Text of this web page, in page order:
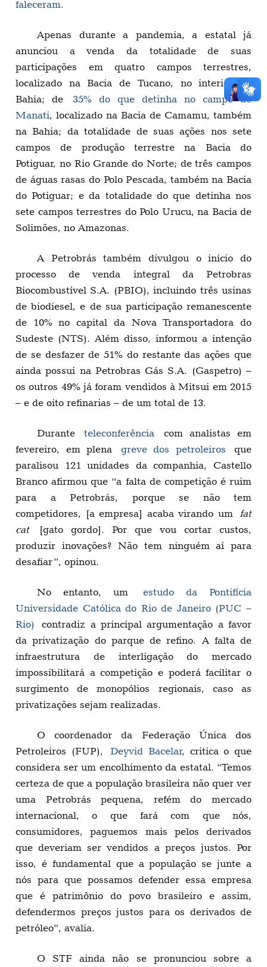
faleceram.
Apenas durante a pandemia, a estatal já
anunciou a venda da totalidade de suas
participações em quatro campos terrestres,
localizado na Bacia de Tucano, no interior da
Bahia; de 35% do que detinha no campo de
Manati, localizado na Bacia de Camamu, também
na Bahia; da totalidade de suas ações nos sete
campos de produção terrestre na Bacia do
Potiguar, no Rio Grande do Norte; de três campos
de águas rasas do Polo Pescada, também na Bacia
do Potiguar; e da totalidade do que detinha nos
sete campos terrestres do Polo Urucu, na Bacia de
Solimões, no Amazonas.
A Petrobrás também divulgou o início do
processo de venda integral da Petrobras
Biocombustível S.A. (PBIO), incluindo três usinas
de biodiesel, e de sua participação remanescente
de 10% no capital da Nova Transportadora do
Sudeste (NTS). Além disso, informou a intenção
de se desfazer de 51% do restante das ações que
ainda possui na Petrobras Gás S.A. (Gaspetro) –
os outros 49% já foram vendidos à Mitsui em 2015
– e de oito refinarias – de um total de 13.
Duranteteleconferência com analistas em
fevereiro, em plena greve dos petroleiros que
paralisou 121 unidades da companhia, Castello
Branco afirmou que “a falta de competição é ruim
para a Petrobrás, porque se não tem
competidores, [a empresa] acaba virando um fat
cat[gato gordo]. Por que vou cortar custos,
produzir inovações? Não tem ninguém aí para
desafiar”, opinou.
No entanto, um estudo da Pontifícia
Universidade Católica do Rio de Janeiro (PUC –
Rio) contradiz a principal argumentação a favor
da privatização do parque de refino. A falta de
infraestrutura de interligação do mercado
impossibilitará a competição e poderá facilitar o
surgimento de monopólios regionais, caso as
privatizações sejam realizadas.
O coordenador da Federação Única dos
Petroleiros (FUP), Deyvid Bacelar, critica o que
considera ser um encolhimento da estatal. “Temos
certeza de que a população brasileira não quer ver
uma Petrobrás pequena, refém do mercado
internacional, o que fará com que nós,
consumidores, paguemos mais pelos derivados
que deveriam ser vendidos a preços justos. Por
isso, é fundamental que a população se junte a
nós para que possamos defender essa empresa
que é patrimônio do povo brasileiro e assim,
defendermos preços justos para os derivados de
petróleo”, avalia.
O STF ainda não se pronunciou sobre a